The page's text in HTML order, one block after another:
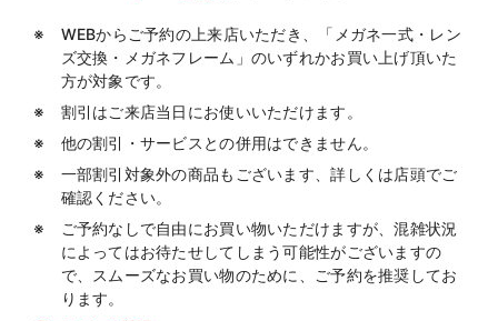
WEBからご予約の上来店いただき、「メガネ一式・レン
ズ交換・メガネフレーム」のいずれかお買い上げ頂いた
方が対象です。
割引はご来店当日にお使いいただけます。
他の割引・サービスとの併用はできません。
一部割引対象外の商品もございます、詳しくは店頭でご
確認ください。
ご予約なしで自由にお買い物いただけますが、混雑状況
によってはお待たせしてしまう可能性がございますの
で、スムーズなお買い物のために、ご予約を推奨してお
ります。